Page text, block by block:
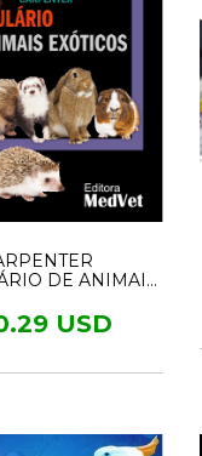
DE ANIMAIS
USD